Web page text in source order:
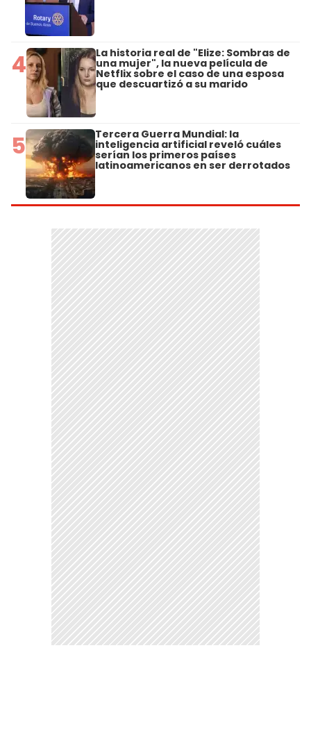
4 La historia real de "Elize: Sombras de
una mujer", la nueva película de
Netflix sobre el caso de una esposa
que descuartizó a su marido
5 Tercera Guerra Mundial: la
inteligencia artificial reveló cuáles
serían los primeros países
latinoamericanos en ser derrotados